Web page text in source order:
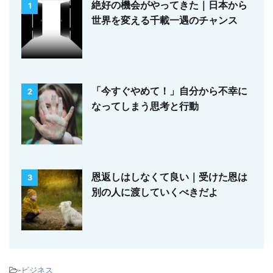
1
絶好の機会がやってきた｜日本から
世界を変える千載一遇のチャンス
2
「今すぐやめて！」自分から不幸に
なってしまう思考と行動
3
恩返しはしなくて良い｜受けた恩は
別の人に渡していくべきだよ
-ビジネス